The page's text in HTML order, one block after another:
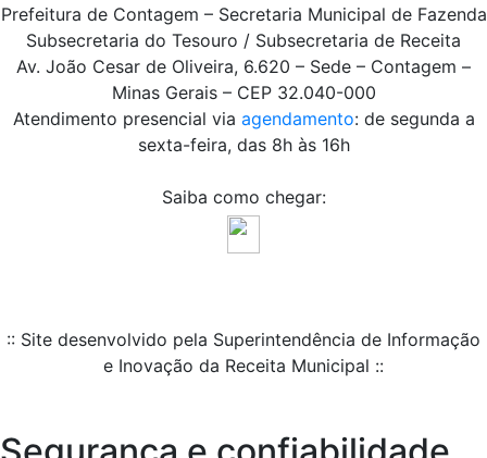
Prefeitura de Contagem – Secretaria Municipal de Fazenda
Subsecretaria do Tesouro / Subsecretaria de Receita
Av. João Cesar de Oliveira, 6.620 – Sede – Contagem –
Minas Gerais – CEP 32.040-000
Atendimento presencial via agendamento: de segunda a
sexta-feira, das 8h às 16h
Saiba como chegar:
:: Site desenvolvido pela Superintendência de Informação
e Inovação da Receita Municipal ::